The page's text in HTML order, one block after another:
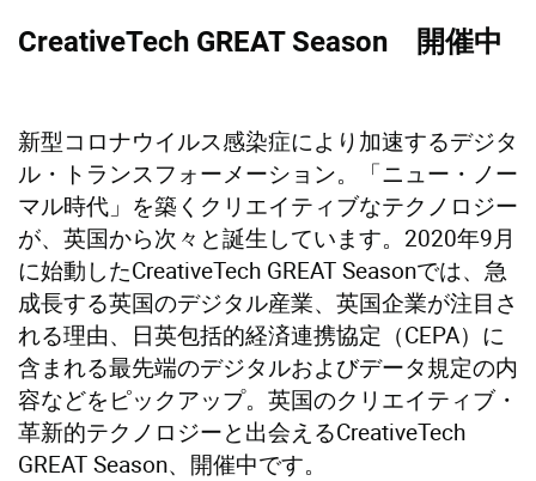
CreativeTech GREAT Season 開催中
新型コロナウイルス感染症により加速するデジタ
ル・トランスフォーメーション。「ニュー・ノー
マル時代」を築くクリエイティブなテクノロジー
が、英国から次々と誕生しています。2020年9月
に始動したCreativeTech GREAT Seasonでは、急
成長する英国のデジタル産業、英国企業が注目さ
れる理由、日英包括的経済連携協定（CEPA）に
含まれる最先端のデジタルおよびデータ規定の内
容などをピックアップ。英国のクリエイティブ・
革新的テクノロジーと出会えるCreativeTech
GREAT Season、開催中です。